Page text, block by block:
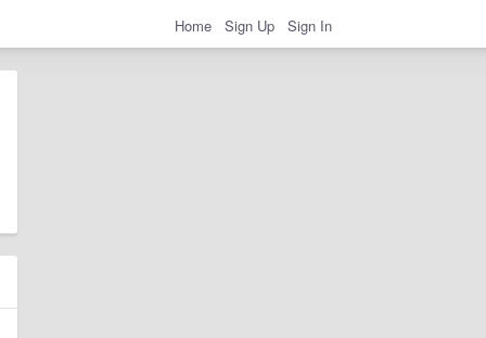
Home Sign Up Sign In